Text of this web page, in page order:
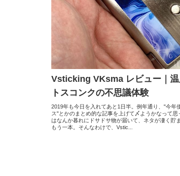
Vsticking VKsma レビュー｜
トスコンクの不思議体験
2019年も今日を入れてあと1日半。例年通り、"今年
ス"とかのまとめ的な記事を上げて〆ようかなって
はなんか暮れにドサドサ物が届いて、ネタが凄く貯
もう一本。そんなわけで、Vstic...